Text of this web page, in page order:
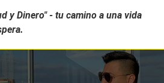
y Dinero" - tu camino a una vida